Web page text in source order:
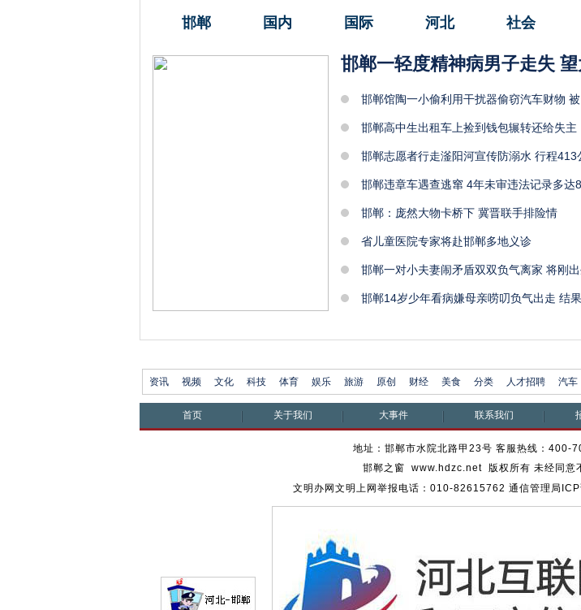
邯郸 国内 国际 河北 社会
邯郸一轻度精神病男子走失
邯郸馆陶一小偷利用干扰器偷窃汽车财物
邯郸高中生出租车上捡到钱包辗转还给失主
邯郸志愿者行走滏阳河宣传防溺水 行程413
邯郸违章车遇查逃窜 4年未审违法记录多达
邯郸：庞然大物卡桥下 冀晋联手排险情
省儿童医院专家将赴邯郸多地义诊
邯郸一对小夫妻闹矛盾双双负气离家 将刚
邯郸14岁少年看病嫌母亲唠叨负气出走 结
资讯 视频 文化 科技 体育 娱乐 旅游 原创 财经 美食 分类 人才招聘 汽车
首页 关于我们 大事件 联系我们
地址：邯郸市水院北路甲23号 客服热线：400-
邯郸之窗 www.hdzc.net 版权所有 未经同意
文明办网文明上网举报电话：010-82615762 通信管理局